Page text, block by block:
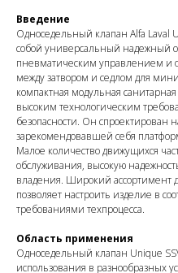
Введение
Односедельный клапан Alfa Laval
собой универсальный надежный
пневматическим управлением и
между затвором и седлом для
компактная модульная
высоким технологическим
безопасности. Он спроектирован
зарекомендовавшей себя
Малое количество движущихся
обслуживания, высокую
владения. Широкий ассортимент
позволяет настроить изделие в
требованиями техпроцесса.
Область применения
Односедельный клапан Unique
использования в разнообразных